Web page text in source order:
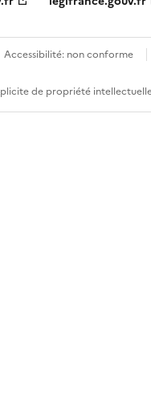
Accessibilité: non conforme
de propriété